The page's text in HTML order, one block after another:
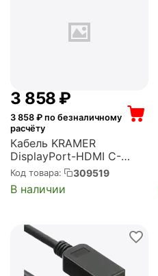
3 858 ₽
3 858 ₽ по безналичному
расчёту
Кабель KRAMER
DisplayPort-HDMI C-
DPM/HM-15 DisplayPort-
HDMI (Вилка - Вилка),
4.6 м (97-0601015)
Код товара: 309519
В наличии